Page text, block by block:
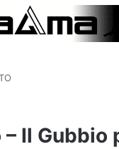
Il Gubbio